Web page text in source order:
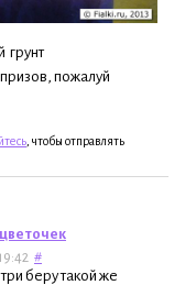
грунт
пожалуй
, чтобы отправлять
#
беру такой же